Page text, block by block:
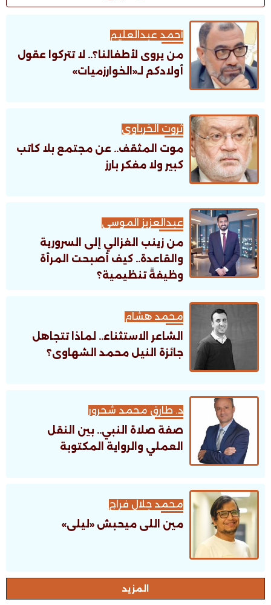
أحمد عبدالعليم
من يروى لأطفالنا؟.. لا تتركوا عقول
أولادكم لـ«الخوارزميات»
ثروت الخرباوى
موت المثقف.. عن مجتمع بلا كاتب
كبير ولا مفكر بارز
عبدالعزيز الموسى
من زينب الغزالي إلى السرورية
والقاعدة.. كيف أصبحت المرأة
وظيفةً تنظيمية؟
محمد هشام
الشاعر الاستثناء.. لماذا تتجاهل
جائزة النيل محمد الشهاوى؟
د. طارق محمد شحرور
صفة صلاة النبي.. بين النقل
العملي والرواية المكتوبة
محمد جلال فراج
مين اللى ميحبش «ليلى»
اﻟﻤﺰﻳﺪ